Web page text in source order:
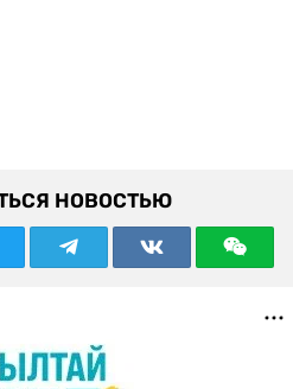
НОВОСТЬЮ